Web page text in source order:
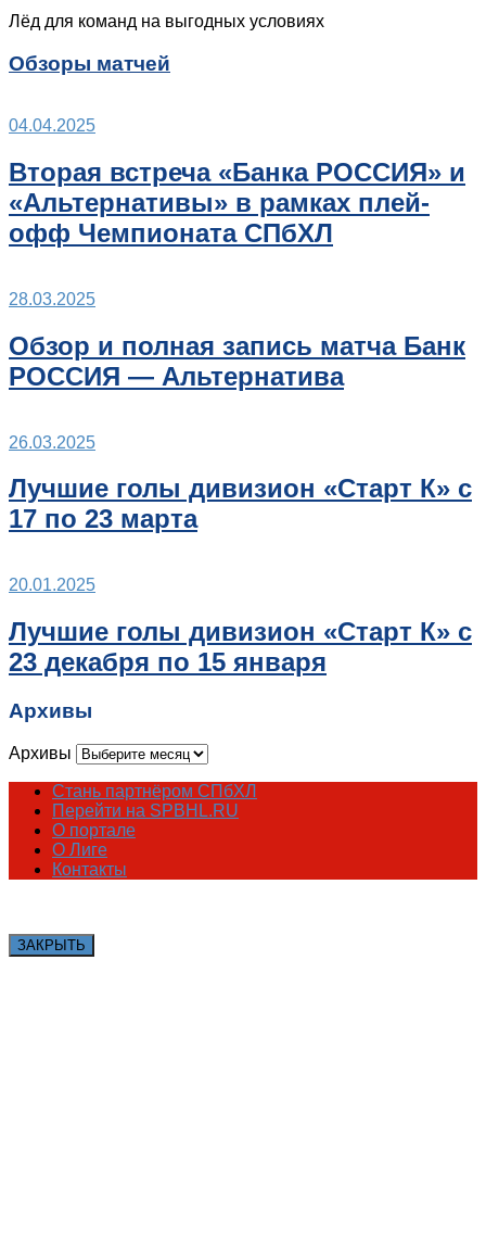
Лёд для команд на выгодных условиях
Обзоры матчей
04.04.2025
Вторая встреча «Банка РОССИЯ» и
«Альтернативы» в рамках плей-
офф Чемпионата СПбХЛ
28.03.2025
Обзор и полная запись матча Банк
РОССИЯ — Альтернатива
26.03.2025
Лучшие голы дивизион «Старт К» с
17 по 23 марта
20.01.2025
Лучшие голы дивизион «Старт К» с
23 декабря по 15 января
Архивы
Архивы
Стань партнёром СПбХЛ
Перейти на SPBHL.RU
О портале
О Лиге
Контакты
ЗАКРЫТЬ